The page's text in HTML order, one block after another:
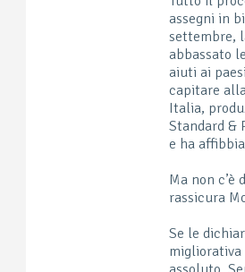
assegni in
settembre,
abbassato
aiuti ai
capitare
Italia,
Standard &
e ha
Ma non
rassicura
Se le
migliorativa